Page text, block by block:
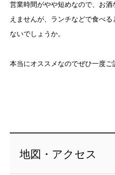
営業時間がやや短めなので、お
えませんが、ランチなどで食べ
ないでしょうか。
本当にオススメなのでぜひ一度ご
地図・アクセス